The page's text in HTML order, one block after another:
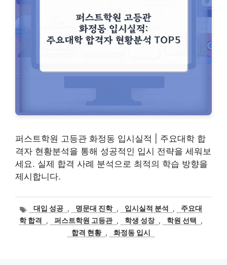
퍼스트학원 고등관 화정동 입시실적 | 주요대학 합
격자 현황분석을 통해 성공적인 입시 전략을 세워보
세요. 실제 합격 사례 분석으로 최적의 학습 방향을
제시합니다.
태
그
대입 성공 , 명문대 진학 , 입시실적 분석 ,
주요대
학 합격
, 퍼스트학원 고등관 , 학생 성장 , 학원 선택
,
합격 현황 , 화정동 입시